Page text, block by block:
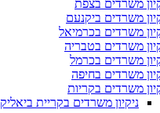
משרדים בצפת
משרדים ביקנעם
משרדים בכרמיאל
משרדים בטבריה
משרדים בכרמל
משרדים בחיפה
משרדים בקריות
ניקיון משרדים בקריית ביאליק